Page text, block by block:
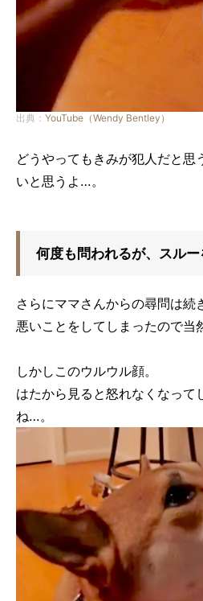
出典： YouTube（Wendy Bentley）
どうやってもきみが犯人だと思
いと思うよ…。
何度も問われるが、スル
さらにママさんからの尋問は続
悪いことをしてしまったので当
しかしこのウルウル顔。
はたから見ると怒れなくなって
ね…。